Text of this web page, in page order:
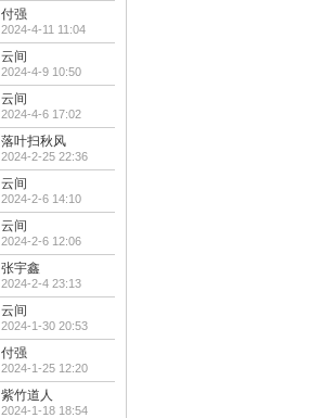
付强
2024-4-11 11:04
云间
2024-4-9 10:50
云间
2024-4-6 17:02
落叶扫秋风
2024-2-25 22:36
云间
2024-2-6 14:10
云间
2024-2-6 12:06
张宇鑫
2024-2-4 23:13
云间
2024-1-30 20:53
付强
2024-1-25 12:20
紫竹道人
2024-1-18 18:54